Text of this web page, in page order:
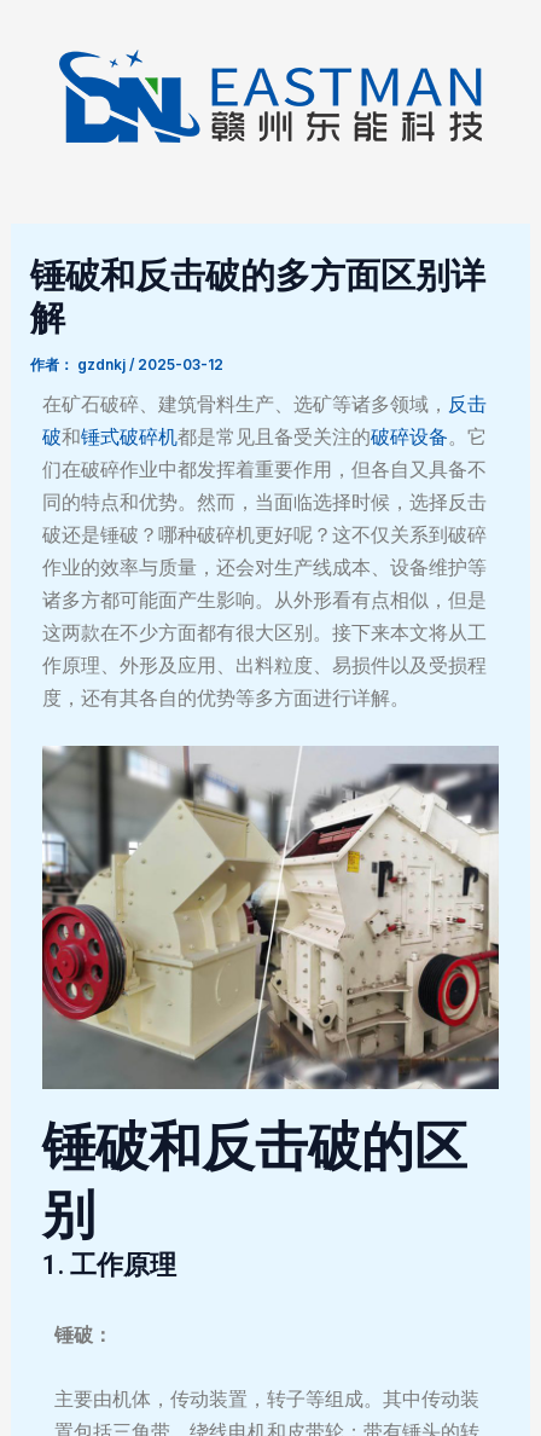
锤破和反击破的多方面区别详
解
作者： gzdnkj/ 2025-03-12
在矿石破碎、建筑骨料生产、选矿等诸多领域， 反击
破和锤式破碎机都是常见且备受关注的破碎设备。它
们在破碎作业中都发挥着重要作用，但各自又具备不
同的特点和优势。然而，当面临选择时候，选择反击
破还是锤破？哪种破碎机更好呢？这不仅关系到破碎
作业的效率与质量，还会对生产线成本、设备维护等
诸多方都可能面产生影响。从外形看有点相似，但是
这两款在不少方面都有很大区别。接下来本文将从工
作原理、外形及应用、出料粒度、易损件以及受损程
度，还有其各自的优势等多方面进行详解。
锤破和反击破的区
别
1. 工作原理
锤破：
主要由机体，传动装置，转子等组成。其中传动装
navigation